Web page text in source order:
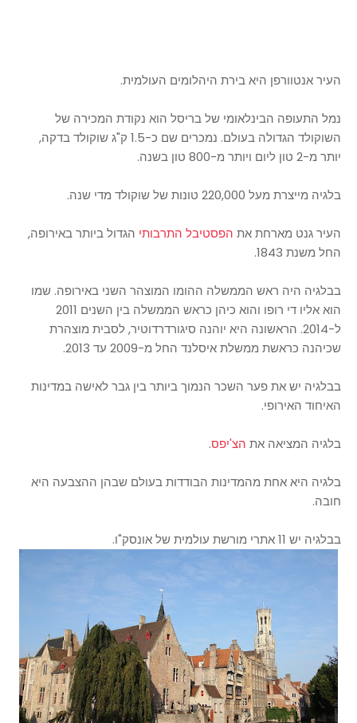
העיר אנטוורפן היא בירת היהלומים העולמית.
נמל התעופה הבינלאומי של בריסל הוא נקודת המכירה של
השוקולד הגדולה בעולם. נמכרים שם כ-1.5 ק"ג שוקולד בדקה,
יותר מ-2 טון ליום ויותר מ-800 טון בשנה.
בלגיה מייצרת מעל 220,000 טונות של שוקולד מדי שנה.
העיר גנט מארחת את הפסטיבל התרבותי הגדול ביותר באירופה,
החל משנת 1843.
בבלגיה היה ראש הממשלה ההומו המוצהר השני באירופה. שמו
הוא אליו די רופו והוא כיהן כראש הממשלה בין השנים 2011
ל-2014. הראשונה היא יוהנה סיגורדרדוטיר, לסבית מוצהרת
שכיהנה כראשת ממשלת איסלנד החל מ-2009 עד 2013.
בבלגיה יש את פער השכר הנמוך ביותר בין גבר לאישה במדינות
האיחוד האירופי.
בלגיה המציאה את הצ'יפס.
בלגיה היא אחת מהמדינות הבודדות בעולם שבהן ההצבעה היא
חובה.
בבלגיה יש 11 אתרי מורשת עולמית של אונסק"ו.